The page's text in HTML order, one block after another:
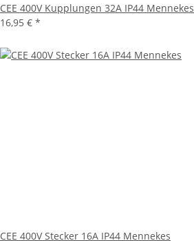
CEE 400V Kupplungen 32A IP44 Mennekes
16,95 € *
CEE 400V Stecker 16A IP44 Mennekes